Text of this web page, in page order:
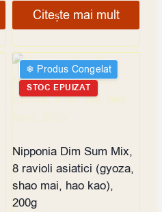
Citește mai mult
❄︎ Produs Congelat
STOC EPUIZAT
Nipponia Dim Sum Mix,
8 ravioli asiatici (gyoza,
shao mai, hao kao),
200g